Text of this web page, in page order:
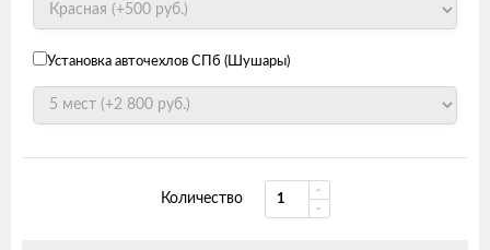
Установка авточехлов СПб (Шушары)
Количество